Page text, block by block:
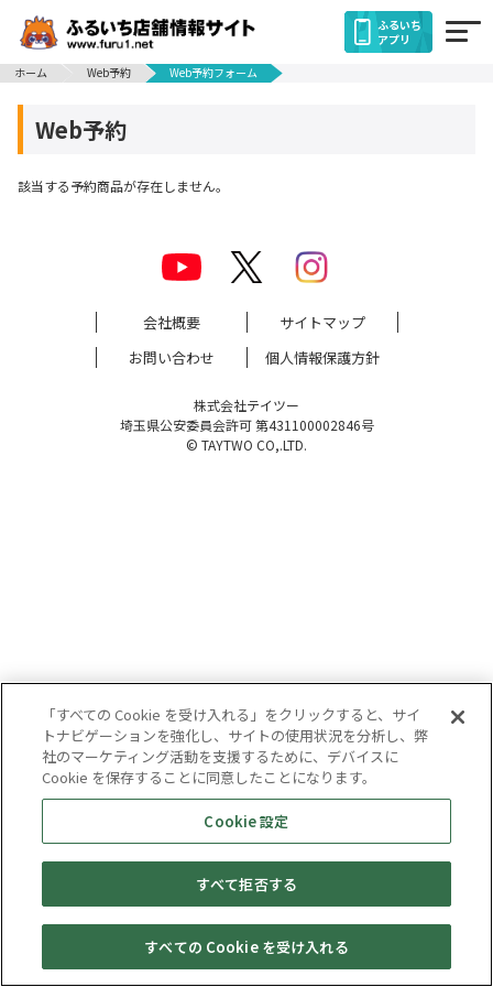
ふるいち
アプリ
ホーム
Web予約 Web予約フォーム
Web予約
該当する予約商品が存在しません。
会社概要
サイトマップ
お問い合わせ
個人情報保護方針
株式会社テイツー
埼玉県公安委員会許可 第431100002846号
© TAYTWO CO,.LTD.
キャンペーン 店舗一覧 Web予約 買取情報 宅配買取
「すべての Cookie を受け入れる」をクリックすると、サイ
トナビゲーションを強化し、サイトの使用状況を分析し、弊
社のマーケティング活動を支援するために、デバイスに
Cookie を保存することに同意したことになります。
Cookie 設定
すべて拒否する
すべての Cookie を受け入れる